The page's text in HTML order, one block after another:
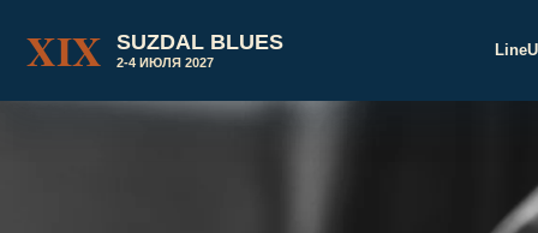
XIX SUZDAL BLUES
2-4 ИЮЛЯ 2027